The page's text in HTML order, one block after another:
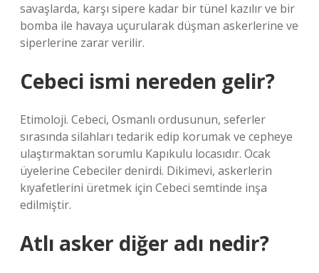
savaşlarda, karşı sipere kadar bir tünel kazılır ve bir
bomba ile havaya uçurularak düşman askerlerine ve
siperlerine zarar verilir.
Cebeci ismi nereden gelir?
Etimoloji. Cebeci, Osmanlı ordusunun, seferler
sırasında silahları tedarik edip korumak ve cepheye
ulaştırmaktan sorumlu Kapıkulu locasıdır. Ocak
üyelerine Cebeciler denirdi. Dikimevi, askerlerin
kıyafetlerini üretmek için Cebeci semtinde inşa
edilmiştir.
Atlı asker diğer adı nedir?